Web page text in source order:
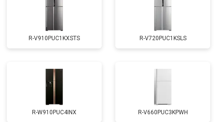
R-V910PUC1KXSTS R-V720PUC1KSLS
R-W910PUC4INX R-V660PUC3KPWH